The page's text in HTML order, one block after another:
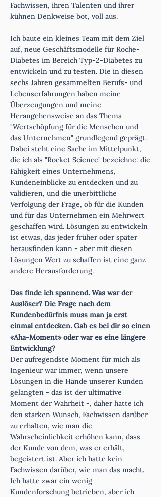
Fachwissen, ihren Talenten und ihrer
kühnen Denkweise bot, voll aus.
Ich baute ein kleines Team mit dem Ziel
auf, neue Geschäftsmodelle für Roche-
Diabetes im Bereich Typ-2-Diabetes zu
entwickeln und zu testen. Die in diesen
sechs Jahren gesammelten Berufs- und
Lebenserfahrungen haben meine
Überzeugungen und meine
Herangehensweise an das Thema
"Wertschöpfung für die Menschen und
das Unternehmen" grundlegend geprägt.
Dabei steht eine Sache im Mittelpunkt,
die ich als "Rocket Science" bezeichne: die
Fähigkeit eines Unternehmens,
Kundeneinblicke zu entdecken und zu
validieren, und die unerbittliche
Verfolgung der Frage, ob für die Kunden
und für das Unternehmen ein Mehrwert
geschaffen wird. Lösungen zu entwickeln
ist etwas, das jeder früher oder später
herausfinden kann - aber mit diesen
Lösungen Wert zu schaffen ist eine ganz
andere Herausforderung.
Das finde ich spannend. Was war der
Auslöser? Die Frage nach dem
Kundenbedürfnis muss man ja erst
einmal entdecken. Gab es bei dir so einen
«Aha-Moment» oder war es eine längere
Entwicklung?
Der aufregendste Moment für mich als
Ingenieur war immer, wenn unsere
Lösungen in die Hände unserer Kunden
gelangten - das ist der ultimative
Moment der Wahrheit -, daher hatte ich
den starken Wunsch, Fachwissen darüber
zu erhalten, wie man die
Wahrscheinlichkeit erhöhen kann, dass
der Kunde von dem, was er erhält,
begeistert ist. Aber ich hatte kein
Fachwissen darüber, wie man das macht.
Ich hatte zwar ein wenig
Kundenforschung betrieben, aber ich